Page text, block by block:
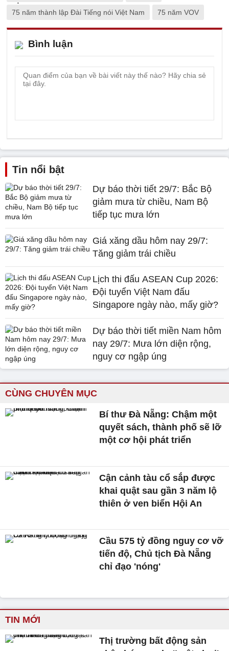
75 năm thành lập Đài Tiếng nói Việt Nam 75 năm VOV
Bình luận
Tin nổi bật
Dự báo thời tiết 29/7: Bắc Bộ
giảm mưa từ chiều, Nam Bộ
tiếp tục mưa lớn
Giá xăng dầu hôm nay 29/7:
Tăng giảm trái chiều
Lịch thi đấu ASEAN Cup 2026:
Đội tuyển Việt Nam đấu
Singapore ngày nào, mấy giờ?
Dự báo thời tiết miền Nam hôm
nay 29/7: Mưa lớn diện rộng,
nguy cơ ngập úng
CÙNG CHUYÊN MỤC
Bí thư Đà Nẵng: Chậm một
quyết sách, thành phố sẽ lỡ
một cơ hội phát triển
Cận cảnh tàu cổ sắp được
khai quật sau gần 3 năm lộ
thiên ở ven biển Hội An
Cầu 575 tỷ đồng nguy cơ vỡ
tiến độ, Chủ tịch Đà Nẵng
chỉ đạo 'nóng'
TIN MỚI
Thị trường bất động sản